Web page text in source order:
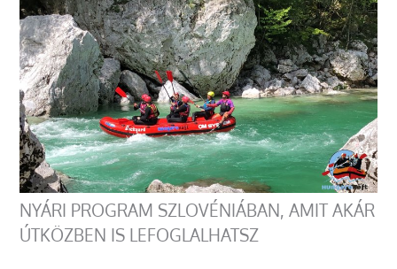
NYÁRI PROGRAM SZLOVÉNIÁBAN, AMIT AKÁR
ÚTKÖZBEN IS LEFOGLALHATSZ